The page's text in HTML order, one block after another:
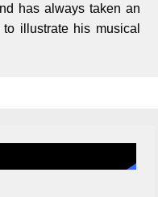
has always taken an
illustrate his musical